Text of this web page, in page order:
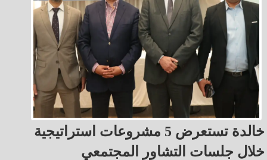
خالدة تستعرض 5 مشروعات استراتيجية
خلال جلسات التشاور المجتمعي